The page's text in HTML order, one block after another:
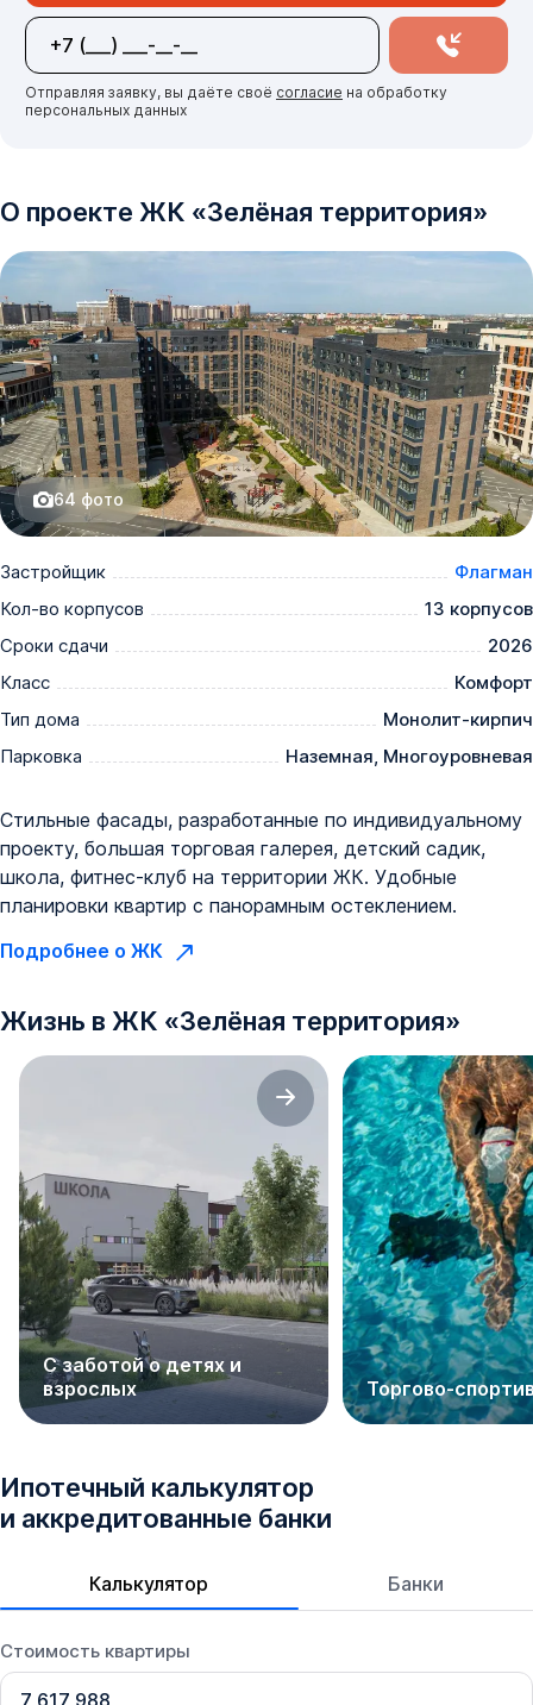
Отправляя заявку, вы даёте своё согласие на обработку
персональных данных
О проекте ЖК «Зелёная территория»
64 фото
Застройщик
Флагман
Кол-во корпусов
13 корпусов
Сроки сдачи
2026
Класс
Комфорт
Тип дома
Монолит-кирпич
Парковка
Наземная, Многоуровневая
Стильные фасады, разработанные по индивидуальному
проекту, большая торговая галерея, детский садик,
школа, фитнес-клуб на территории ЖК. Удобные
планировки квартир с панорамным остеклением.
Подробнее о ЖК
Жизнь в ЖК «Зелёная территория»
С заботой о детях и
взрослых
Торгово-
Ипотечный калькулятор
и аккредитованные банки
Калькулятор Банки
Стоимость квартиры